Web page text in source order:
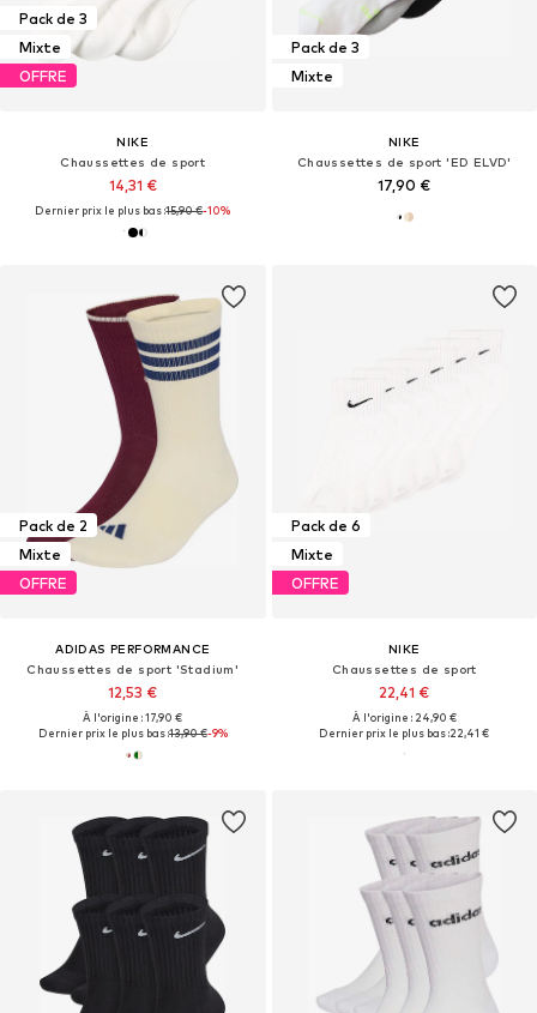
Pack de 3
Mixte
OFFRE
NIKE
Chaussettes de sport
14,31 €
Dernier prix le plus bas :15,90 €-10%
Pack de 3
Mixte
NIKE
Chaussettes de sport 'ED ELVD'
17,90 €
Pack de 2
Mixte
OFFRE
ADIDAS PERFORMANCE
Chaussettes de sport 'Stadium'
12,53 €
À l'origine : 17,90 €
Dernier prix le plus bas :13,90 €-9%
Pack de 6
Mixte
OFFRE
NIKE
Chaussettes de sport
22,41 €
À l'origine : 24,90 €
Dernier prix le plus bas :22,41 €